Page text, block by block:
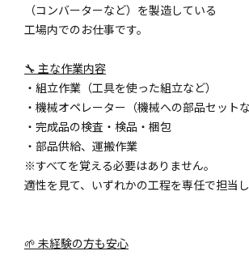
（コンバーターなど）を製造している
工場内でのお仕事です。
🔧 主な作業内容
・組立作業（工具を使った組立など）
・機械オペレーター（機械への部品セットな
・完成品の検査・検品・梱包
・部品供給、運搬作業
※すべてを覚える必要はありません。
適性を見て、いずれかの工程を専任で担当し
🌱 未経験の方も安心